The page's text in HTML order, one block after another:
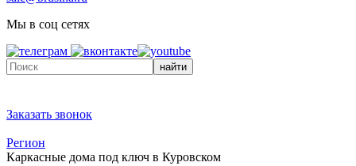
Мы в соц сетях
найти
Заказать звонок
Регион
Каркасные дома под ключ в Куровском